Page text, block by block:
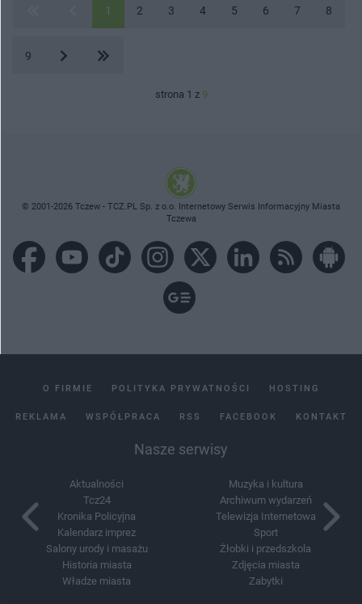
1 2 3 4 5 6 7 8
9
strona 1 z 9
© 2001-2026 Tczew - TCZ.PL Sp. z o.o. Internetowy Serwis Informacyjny Miasta
Tczewa
O FIRMIE POLITYKA PRYWATNOŚCI HOSTING
REKLAMA WSPÓŁPRACA RSS FACEBOOK KONTAKT
Nasze serwisy
Aktualności
Tcz24
Kronika Policyjna
Kalendarz imprez
Salony urody i masażu
Historia miasta
Władze miasta
Muzyka i kultura
Archiwum wydarzeń
Telewizja Internetowa
Sport
Żłobki i przedszkola
Zdjęcia miasta
Zabytki